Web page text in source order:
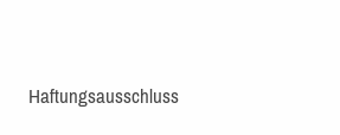
Haftungsausschluss